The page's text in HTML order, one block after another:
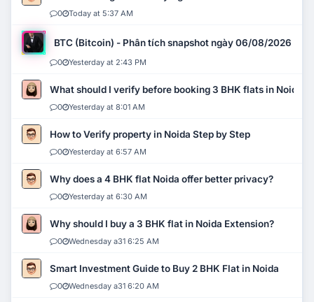
0 Today at 5:37 AM
BTC (Bitcoin) - Phân tích snapshot ngày 06/08/2026
0 Yesterday at 2:43 PM
What should I verify before booking 3 BHK flats in Noida?
0 Yesterday at 8:01 AM
How to Verify property in Noida Step by Step
0 Yesterday at 6:57 AM
Why does a 4 BHK flat Noida offer better privacy?
0 Yesterday at 6:30 AM
Why should I buy a 3 BHK flat in Noida Extension?
0 Wednesday a31 6:25 AM
Smart Investment Guide to Buy 2 BHK Flat in Noida
0 Wednesday a31 6:20 AM